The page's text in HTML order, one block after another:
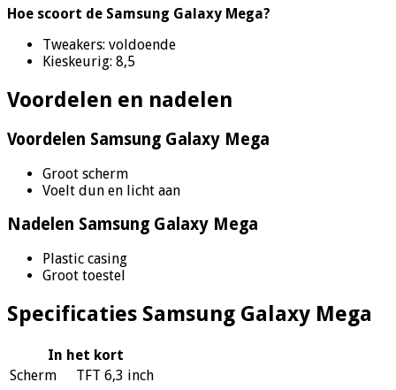
Hoe scoort de Samsung Galaxy Mega?
Tweakers: voldoende
Kieskeurig: 8,5
Voordelen en nadelen
Voordelen Samsung Galaxy Mega
Groot scherm
Voelt dun en licht aan
Nadelen Samsung Galaxy Mega
Plastic casing
Groot toestel
Specificaties Samsung Galaxy Mega
In het kort
Scherm
TFT 6,3 inch